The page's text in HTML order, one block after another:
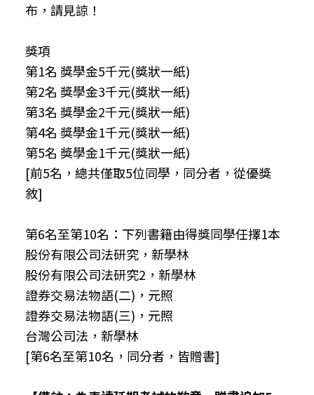
布，請見諒！
獎項
第1名 獎學金5千元(獎狀一紙)
第2名 獎學金3千元(獎狀一紙)
第3名 獎學金2千元(獎狀一紙)
第4名 獎學金1千元(獎狀一紙)
第5名 獎學金1千元(獎狀一紙)
[前5名，總共僅取5位同學，同分者，從優獎
敘]
第6名至第10名：下列書籍由得獎同學任擇1本
股份有限公司法研究，新學林
股份有限公司法研究2，新學林
證券交易法物語(二)，元照
證券交易法物語(三)，元照
台灣公司法，新學林
[第6名至第10名，同分者，皆贈書]